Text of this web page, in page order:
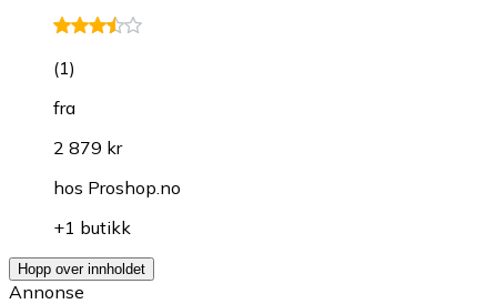
(1)
fra
2 879 kr
hos Proshop.no
+1 butikk
Hopp over innholdet
Annonse